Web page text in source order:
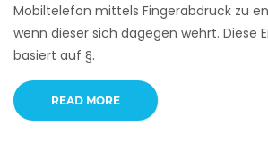
Mobiltelefon mittels Fingerabdruck zu
wenn dieser sich dagegen wehrt. Diese
basiert auf §.
READ MORE